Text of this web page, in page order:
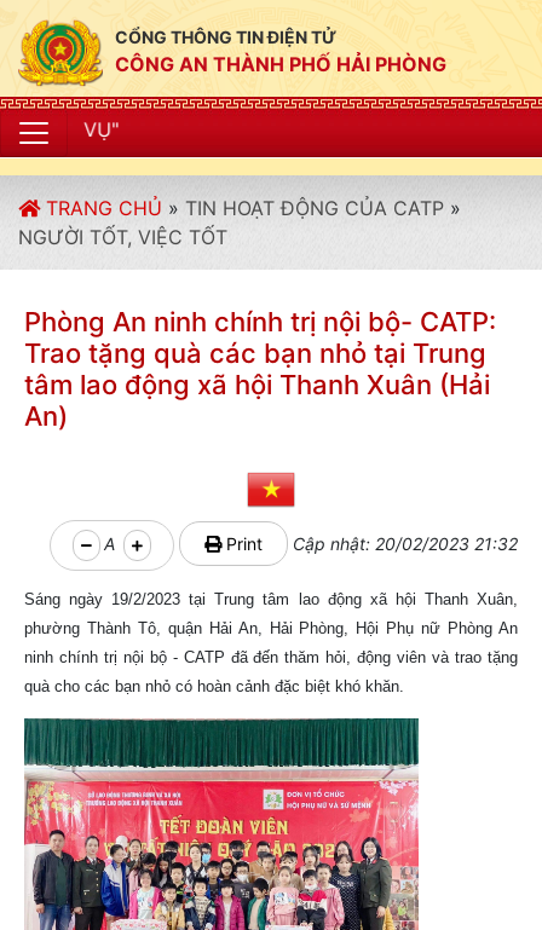
CỔNG THÔNG TIN ĐIỆN TỬ
CÔNG AN THÀNH PHỐ HẢI PHÒNG
TRANG CHỦ » TIN HOẠT ĐỘNG CỦA CATP »
NGƯỜI TỐT, VIỆC TỐT
Phòng An ninh chính trị nội bộ- CATP:
Trao tặng quà các bạn nhỏ tại Trung
tâm lao động xã hội Thanh Xuân (Hải
An)
A Print Cập nhật: 20/02/2023 21:32
Sáng ngày 19/2/2023 tại Trung tâm lao động xã hội Thanh Xuân,
phường Thành Tô, quận Hải An, Hải Phòng, Hội Phụ nữ Phòng An
ninh chính trị nội bộ - CATP đã đến thăm hỏi, động viên và trao tặng
quà cho các bạn nhỏ có hoàn cảnh đặc biệt khó khăn.